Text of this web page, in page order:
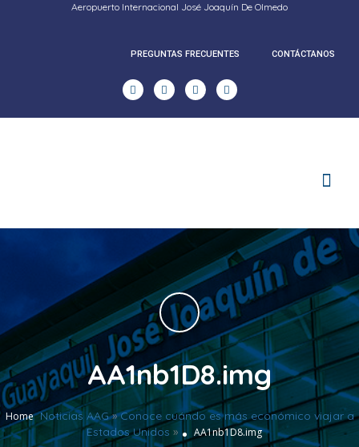
Aeropuerto Internacional José Joaquín De Olmedo
PREGUNTAS FRECUENTES CONTÁCTANOS
AA1nb1D8.img
Home Noticias AAG»Conoce cuándo es más económico viajar a
Estados Unidos » AA1nb1D8.img